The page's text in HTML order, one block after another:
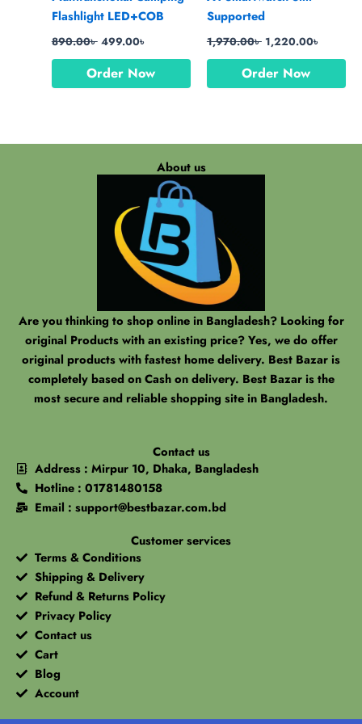
Flashlight LED+COB
890.00৳ 499.00৳
Order Now
Supported
1,970.00৳ 1,220.00৳
Order Now
About us
Are you thinking to shop online in Bangladesh? Looking for
original Products with an existing price? Yes, we do offer
original products with fastest home delivery. Best Bazar is
completely based on Cash on delivery. Best Bazar is the
most secure and reliable shopping site in Bangladesh.
Contact us
Address : Mirpur 10, Dhaka, Bangladesh
Hotline : 01781480158
Email : support@bestbazar.com.bd
Customer services
Terms & Conditions
Shipping & Delivery
Refund & Returns Policy
Privacy Policy
Contact us
Cart
Blog
Account